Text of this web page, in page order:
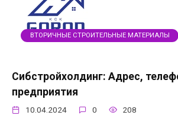
ВТОРИЧНЫЕ СТРОИТЕЛЬНЫЕ МАТЕРИАЛЫ
Сибстройхолдинг: Адрес,
предприятия
10.04.2024 0 208